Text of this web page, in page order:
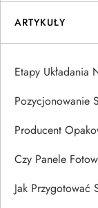
ARTYKUŁY
Etapy Układania
Pozycjonowanie
Producent
Czy Panele
Jak